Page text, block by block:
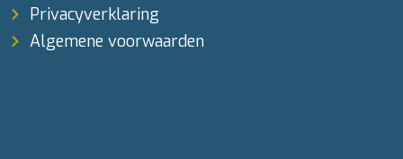
Privacyverklaring
Algemene voorwaarden